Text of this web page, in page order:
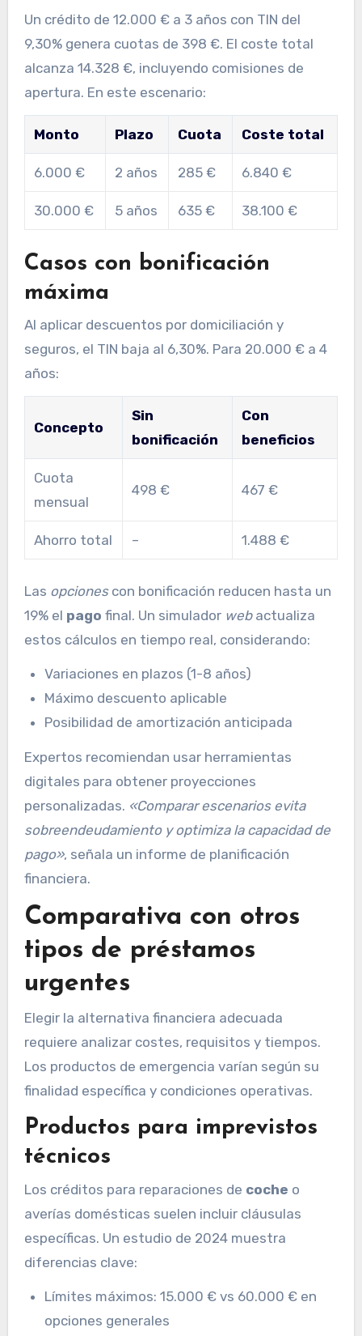
Un crédito de 12.000 € a 3 años con TIN del
9,30% genera cuotas de 398 €. El coste total
alcanza 14.328 €, incluyendo comisiones de
apertura. En este escenario:
Monto Plazo Cuota Coste total
6.000 € 2 años 285 € 6.840 €
30.000 € 5 años 635 € 38.100 €
Casos con bonificación
máxima
Al aplicar descuentos por domiciliación y
seguros, el TIN baja al 6,30%. Para 20.000 € a 4
años:
Concepto
Sin
bonificación
Con
beneficios
Cuota
mensual
498 € 467 €
Ahorro total – 1.488 €
Las opcionescon bonificación reducen hasta un
19% el pago final. Un simulador webactualiza
estos cálculos en tiempo real, considerando:
Variaciones en plazos (1-8 años)
Máximo descuento aplicable
Posibilidad de amortización anticipada
Expertos recomiendan usar herramientas
digitales para obtener proyecciones
personalizadas. «Comparar escenarios evita
sobreendeudamiento y optimiza la capacidad de
pago», señala un informe de planificación
financiera.
Comparativa con otros
tipos de préstamos
urgentes
Elegir la alternativa financiera adecuada
requiere analizar costes, requisitos y tiempos.
Los productos de emergencia varían según su
finalidad específica y condiciones operativas.
Productos para imprevistos
técnicos
Los créditos para reparaciones de coche o
averías domésticas suelen incluir cláusulas
específicas. Un estudio de 2024 muestra
diferencias clave:
Límites máximos: 15.000 € vs 60.000 € en
opciones generales